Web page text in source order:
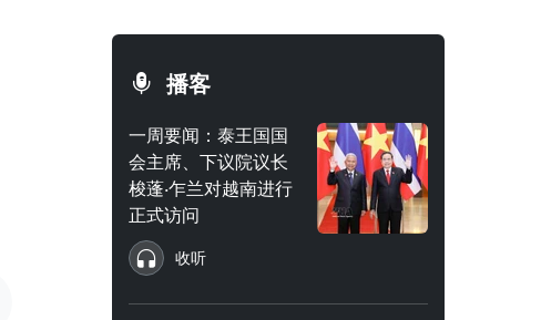
播客
一周要闻：泰王国国
会主席、下议院议长
梭蓬·乍兰对越南进行
正式访问
收听